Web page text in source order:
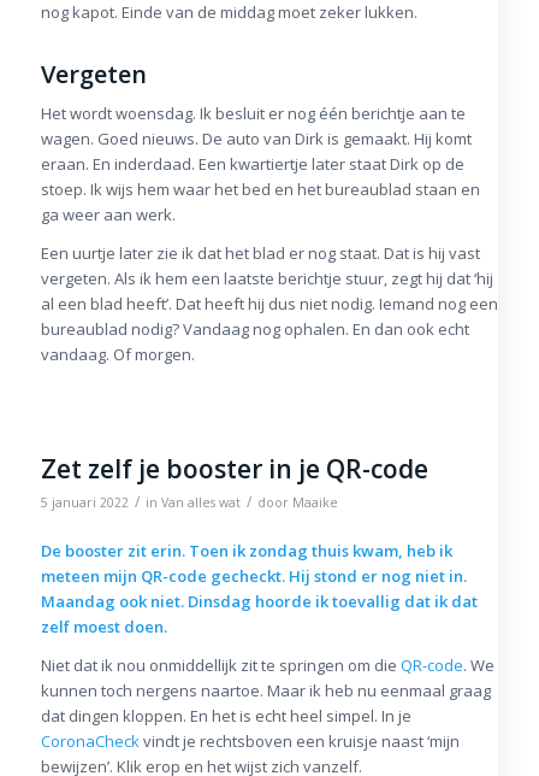
nog kapot. Einde van de middag moet zeker lukken.
Vergeten
Het wordt woensdag. Ik besluit er nog één berichtje aan te
wagen. Goed nieuws. De auto van Dirk is gemaakt. Hij komt
eraan. En inderdaad. Een kwartiertje later staat Dirk op de
stoep. Ik wijs hem waar het bed en het bureaublad staan en
ga weer aan werk.
Een uurtje later zie ik dat het blad er nog staat. Dat is hij vast
vergeten. Als ik hem een laatste berichtje stuur, zegt hij dat ‘hij
al een blad heeft’. Dat heeft hij dus niet nodig. Iemand nog een
bureaublad nodig? Vandaag nog ophalen. En dan ook echt
vandaag. Of morgen.
Zet zelf je booster in je QR-code
5 januari 2022 / in Van alles wat / door Maaike
De booster zit erin. Toen ik zondag thuis kwam, heb ik
meteen mijn QR-code gecheckt. Hij stond er nog niet in.
Maandag ook niet. Dinsdag hoorde ik toevallig dat ik dat
zelf moest doen.
Niet dat ik nou onmiddellijk zit te springen om die QR-code. We
kunnen toch nergens naartoe. Maar ik heb nu eenmaal graag
dat dingen kloppen. En het is echt heel simpel. In je
CoronaCheckvindt je rechtsboven een kruisje naast ‘mijn
bewijzen’. Klik erop en het wijst zich vanzelf.